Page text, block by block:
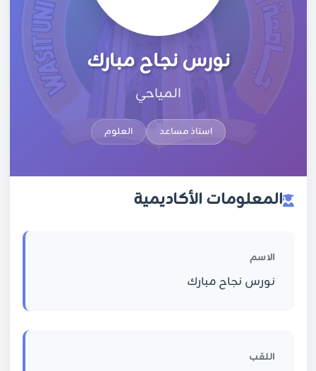
نورس نجاح مبارك
المياحي
استاذ مساعد العلوم
المعلومات الأكاديمية
الاسم
نورس نجاح مبارك
اللقب